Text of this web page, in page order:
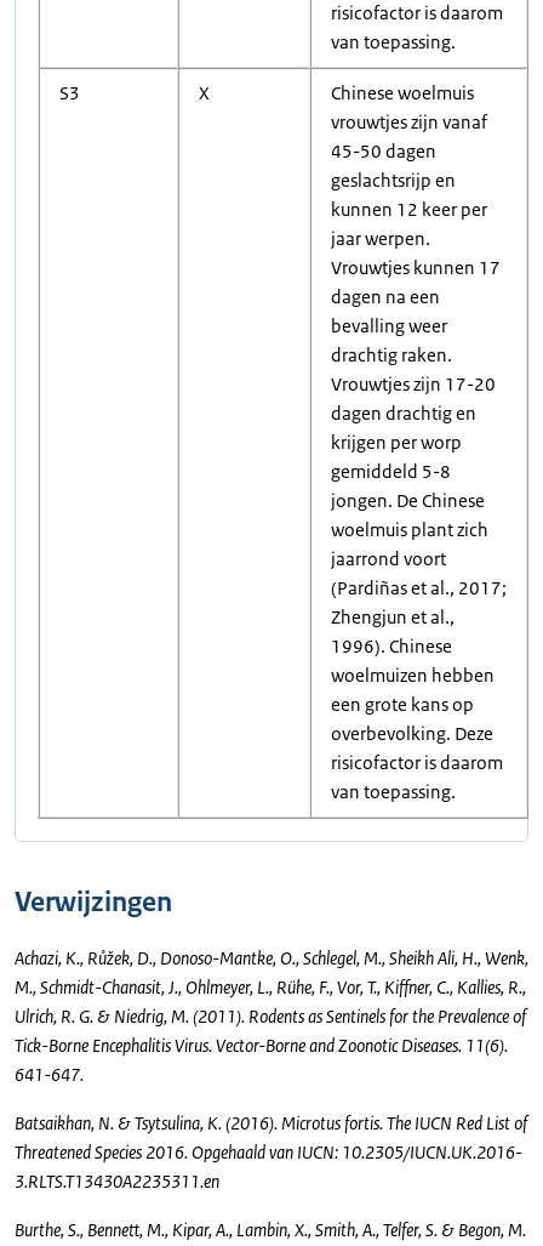
risicofactor is daarom
van toepassing.
S3 X
Chinese woelmuis
vrouwtjes zijn vanaf
45-50 dagen
geslachtsrijp en
kunnen 12 keer per
jaar werpen.
Vrouwtjes kunnen 17
dagen na een
bevalling weer
drachtig raken.
Vrouwtjes zijn 17-20
dagen drachtig en
krijgen per worp
gemiddeld 5-8
jongen. De Chinese
woelmuis plant zich
jaarrond voort
(Pardiñas et al., 2017;
Zhengjun et al.,
1996). Chinese
woelmuizen hebben
een grote kans op
overbevolking. Deze
risicofactor is daarom
van toepassing.
Verwijzingen
Achazi, K., Růžek, D., Donoso-Mantke, O., Schlegel, M., Sheikh Ali, H., Wenk,
M., Schmidt-Chanasit, J., Ohlmeyer, L., Rühe, F., Vor, T., Kiffner, C., Kallies, R.,
Ulrich, R. G. & Niedrig, M. (2011). Rodents as Sentinels for the Prevalence of
Tick-Borne Encephalitis Virus. Vector-Borne and Zoonotic Diseases. 11(6).
641-647.
Batsaikhan, N. & Tsytsulina, K. (2016). Microtus fortis. The IUCN Red List of
Threatened Species 2016. Opgehaald van IUCN: 10.2305/IUCN.UK.2016-
3.RLTS.T13430A2235311.en
Burthe, S., Bennett, M., Kipar, A., Lambin, X., Smith, A., Telfer, S. & Begon, M.